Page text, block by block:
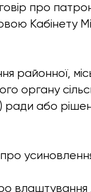
про
Кабінету
районної,
органу
ради або
влаштування